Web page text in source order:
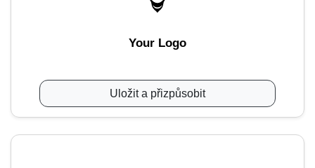
Your Logo
Uložit a přizpůsobit